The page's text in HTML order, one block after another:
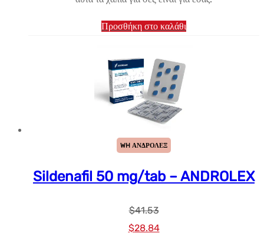
Προσθήκη στο καλάθι
WH ΑΝΔΡΟΛΕΞ
Sildenafil 50 mg/tab – ANDROLEX
$41.53
Αρχική
$28.84Η